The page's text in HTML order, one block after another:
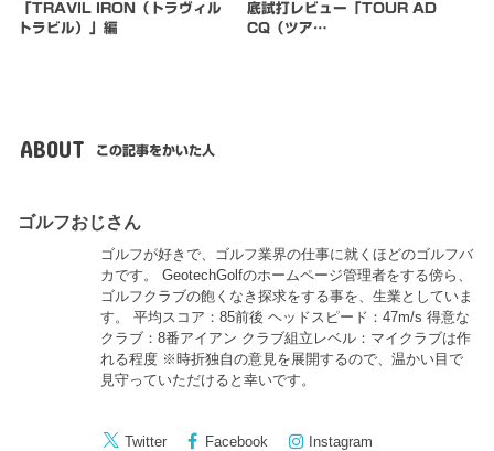
「TRAVIL IRON（トラヴィル
トラビル）」編
底試打レビュー「TOUR AD
CQ（ツア…
ABOUT この記事をかいた人
ゴルフおじさん
ゴルフが好きで、ゴルフ業界の仕事に就くほどのゴルフバ
カです。 GeotechGolfのホームページ管理者をする傍ら、
ゴルフクラブの飽くなき探求をする事を、生業としていま
す。 平均スコア：85前後 ヘッドスピード：47m/s 得意な
クラブ：8番アイアン クラブ組立レベル：マイクラブは作
れる程度 ※時折独自の意見を展開するので、温かい目で
見守っていただけると幸いです。
Twitter Facebook Instagram